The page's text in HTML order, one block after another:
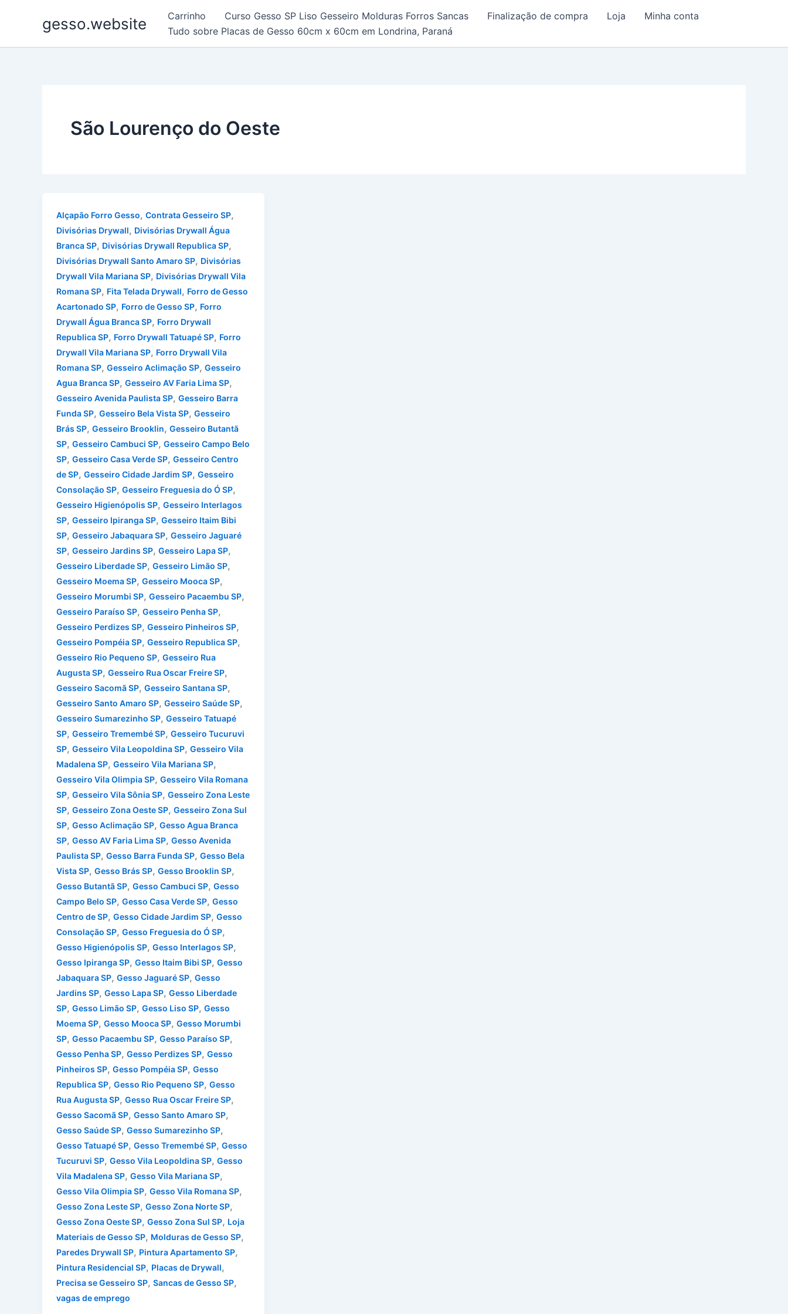
gesso.website Carrinho Curso Gesso SP Liso Gesseiro Molduras Forros Sancas Finalização de compra Loja
Minha conta
Tudo sobre Placas de Gesso 60cm x 60cm em Londrina, Paraná
São Lourenço do Oeste
Alçapão Forro Gesso, Contrata Gesseiro SP,
Divisórias Drywall, Divisórias Drywall Água
Branca SP, Divisórias Drywall Republica SP,
Divisórias Drywall Santo Amaro SP, Divisórias
Drywall Vila Mariana SP, Divisórias Drywall Vila
Romana SP, Fita Telada Drywall, Forro de Gesso
Acartonado SP, Forro de Gesso SP, Forro
Drywall Água Branca SP, Forro Drywall
Republica SP, Forro Drywall Tatuapé SP, Forro
Drywall Vila Mariana SP, Forro Drywall Vila
Romana SP, Gesseiro Aclimação SP, Gesseiro
Agua Branca SP, Gesseiro AV Faria Lima SP,
Gesseiro Avenida Paulista SP, Gesseiro Barra
Funda SP, Gesseiro Bela Vista SP, Gesseiro
Brás SP, Gesseiro Brooklin, Gesseiro Butantã
SP, Gesseiro Cambuci SP, Gesseiro Campo Belo
SP, Gesseiro Casa Verde SP, Gesseiro Centro
de SP, Gesseiro Cidade Jardim SP, Gesseiro
Consolação SP, Gesseiro Freguesia do Ó SP,
Gesseiro Higienópolis SP, Gesseiro Interlagos
SP, Gesseiro Ipiranga SP, Gesseiro Itaim Bibi
SP, Gesseiro Jabaquara SP, Gesseiro Jaguaré
SP, Gesseiro Jardins SP, Gesseiro Lapa SP,
Gesseiro Liberdade SP, Gesseiro Limão SP,
Gesseiro Moema SP, Gesseiro Mooca SP,
Gesseiro Morumbi SP, Gesseiro Pacaembu SP,
Gesseiro Paraíso SP, Gesseiro Penha SP,
Gesseiro Perdizes SP, Gesseiro Pinheiros SP,
Gesseiro Pompéia SP, Gesseiro Republica SP,
Gesseiro Rio Pequeno SP, Gesseiro Rua
Augusta SP, Gesseiro Rua Oscar Freire SP,
Gesseiro Sacomã SP, Gesseiro Santana SP,
Gesseiro Santo Amaro SP, Gesseiro Saúde SP,
Gesseiro Sumarezinho SP, Gesseiro Tatuapé
SP, Gesseiro Tremembé SP, Gesseiro Tucuruvi
SP, Gesseiro Vila Leopoldina SP, Gesseiro Vila
Madalena SP, Gesseiro Vila Mariana SP,
Gesseiro Vila Olimpia SP, Gesseiro Vila Romana
SP, Gesseiro Vila Sônia SP, Gesseiro Zona Leste
SP, Gesseiro Zona Oeste SP, Gesseiro Zona Sul
SP, Gesso Aclimação SP, Gesso Agua Branca
SP, Gesso AV Faria Lima SP, Gesso Avenida
Paulista SP, Gesso Barra Funda SP, Gesso Bela
Vista SP, Gesso Brás SP, Gesso Brooklin SP,
Gesso Butantã SP, Gesso Cambuci SP, Gesso
Campo Belo SP, Gesso Casa Verde SP, Gesso
Centro de SP, Gesso Cidade Jardim SP, Gesso
Consolação SP, Gesso Freguesia do Ó SP,
Gesso Higienópolis SP, Gesso Interlagos SP,
Gesso Ipiranga SP, Gesso Itaim Bibi SP, Gesso
Jabaquara SP, Gesso Jaguaré SP, Gesso
Jardins SP, Gesso Lapa SP, Gesso Liberdade
SP, Gesso Limão SP, Gesso Liso SP, Gesso
Moema SP, Gesso Mooca SP, Gesso Morumbi
SP, Gesso Pacaembu SP, Gesso Paraíso SP,
Gesso Penha SP, Gesso Perdizes SP, Gesso
Pinheiros SP, Gesso Pompéia SP, Gesso
Republica SP, Gesso Rio Pequeno SP, Gesso
Rua Augusta SP, Gesso Rua Oscar Freire SP,
Gesso Sacomã SP, Gesso Santo Amaro SP,
Gesso Saúde SP, Gesso Sumarezinho SP,
Gesso Tatuapé SP, Gesso Tremembé SP, Gesso
Tucuruvi SP, Gesso Vila Leopoldina SP, Gesso
Vila Madalena SP, Gesso Vila Mariana SP,
Gesso Vila Olimpia SP, Gesso Vila Romana SP,
Gesso Zona Leste SP, Gesso Zona Norte SP,
Gesso Zona Oeste SP, Gesso Zona Sul SP, Loja
Materiais de Gesso SP, Molduras de Gesso SP,
Paredes Drywall SP, Pintura Apartamento SP,
Pintura Residencial SP, Placas de Drywall,
Precisa se Gesseiro SP, Sancas de Gesso SP,
vagas de emprego